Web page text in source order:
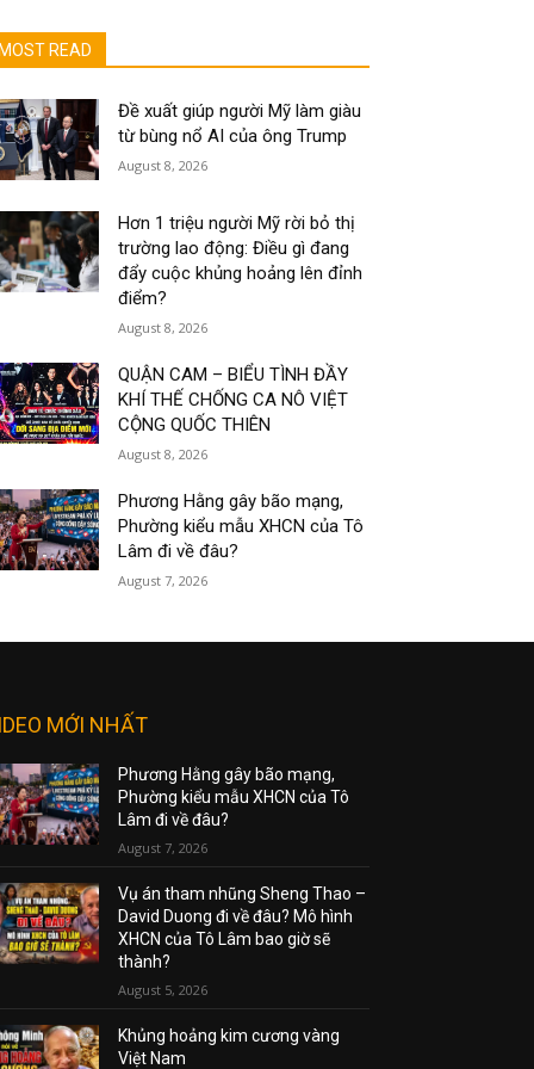
MOST READ
Đề xuất giúp người Mỹ làm giàu
từ bùng nổ AI của ông Trump
August 8, 2026
Hơn 1 triệu người Mỹ rời bỏ thị
trường lao động: Điều gì đang
đẩy cuộc khủng hoảng lên đỉnh
điểm?
August 8, 2026
QUẬN CAM – BIỂU TÌNH ĐẦY
KHÍ THẾ CHỐNG CA NÔ VIỆT
CỘNG QUỐC THIÊN
August 8, 2026
Phương Hằng gây bão mạng,
Phường kiểu mẫu XHCN của Tô
Lâm đi về đâu?
August 7, 2026
MỚI NHẤT
Phương Hằng gây bão mạng,
Phường kiểu mẫu XHCN của Tô
Lâm đi về đâu?
August 7, 2026
Vụ án tham nhũng Sheng Thao –
David Duong đi về đâu? Mô hình
XHCN của Tô Lâm bao giờ sẽ
thành?
August 5, 2026
Khủng hoảng kim cương vàng
Việt Nam